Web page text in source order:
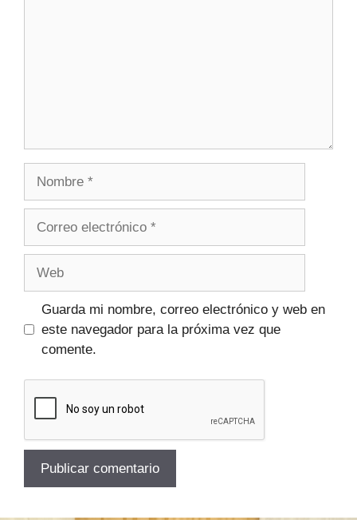
Guarda mi nombre, correo electrónico y web en
este navegador para la próxima vez que
comente.